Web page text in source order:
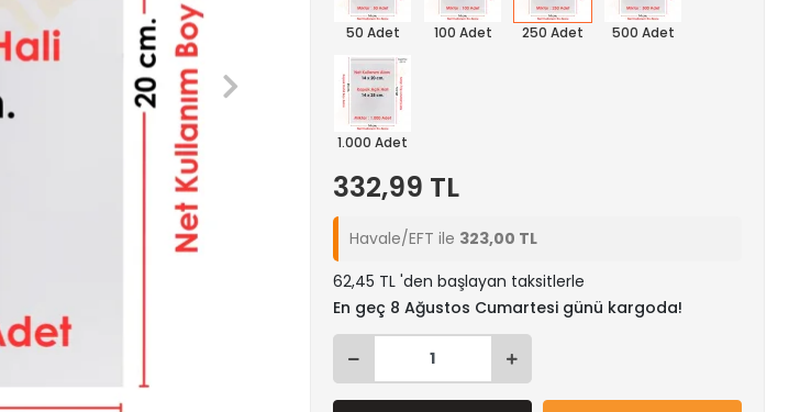
50 Adet 100 Adet 250 Adet 500 Adet
1.000 Adet
332,99 TL
Havale/EFT ile 323,00 TL
62,45 TL 'den başlayan taksitlerle
En geç 8 Ağustos Cumartesi günü kargoda!